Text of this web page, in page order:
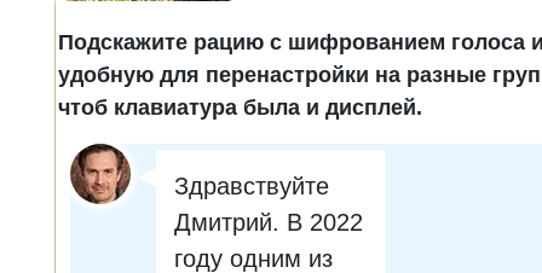
Подскажите рацию с шифрованием голоса
удобную для перенастройки на разные
чтоб клавиатура была и дисплей.
Здравствуйте
Дмитрий. В 2022
году одним из